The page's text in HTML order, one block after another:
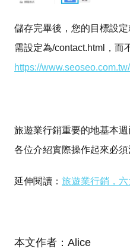
儲存完畢後，您的目標設
需設定為/contact.html，而
https://
旅遊業行銷重要的地基本
各位介紹實際操作起來必
延伸閱讀： 旅遊業行銷，六
本文作者：Alice